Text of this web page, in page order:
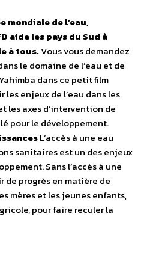
mondiale de l’eau,
aide les pays du Sud à
à tous.Vous vous demandez
le domaine de l’eau et de
dans ce petit film
enjeux de l’eau dans les
les axes d’intervention de
pour le développement.
L’accès à une eau
sanitaires est un des enjeux
Sans l’accès à une
de progrès en matière de
mères et les jeunes enfants,
pour faire reculer la